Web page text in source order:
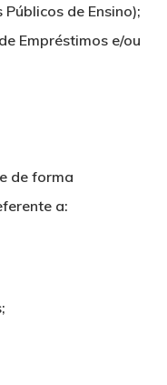
de Ensino);
Empréstimos e/ou
de forma
a: